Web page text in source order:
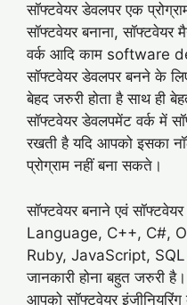
सॉफ्टवेयर डेवलपर एक
सॉफ्टवेयर बनाना,
वर्क आदि काम software
सॉफ्टवेयर डेवलपर बनने के
बेहद जरुरी होता है साथ ही
सॉफ्टवेयर डेवलपमेंट वर्क में
रखती है यदि आपको इसका
प्रोग्राम नहीं बना सकते।
सॉफ्टवेयर बनाने एवं
Language, C++, C#,
Ruby, JavaScript, SQL
जानकारी होना बहुत जरुरी
आपको सॉफ्टवेयर